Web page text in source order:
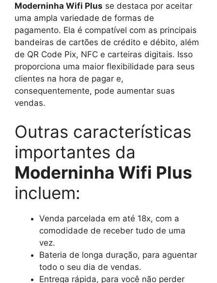
Moderninha Wifi Plus se destaca por aceitar
uma ampla variedade de formas de
pagamento. Ela é compatível com as principais
bandeiras de cartões de crédito e débito, além
de QR Code Pix, NFC e carteiras digitais. Isso
proporciona uma maior flexibilidade para seus
clientes na hora de pagar e,
consequentemente, pode aumentar suas
vendas.
Outras características
importantes da
Moderninha Wifi Plus
incluem:
Venda parcelada em até 18x, com a
comodidade de receber tudo de uma
vez.
Bateria de longa duração, para aguentar
todo o seu dia de vendas.
Entrega rápida, para você não perder